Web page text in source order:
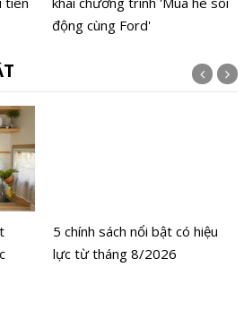
động cùng Ford'
5 chính sách nổi bật có hiệu
lực từ tháng 8/2026